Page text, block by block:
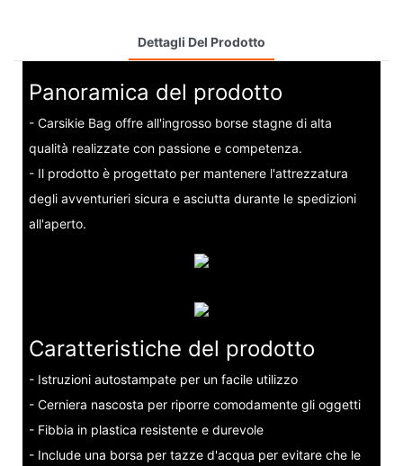
Dettagli Del Prodotto
Panoramica del prodotto
- Carsikie Bag offre all'ingrosso borse stagne di alta
qualità realizzate con passione e competenza.
- Il prodotto è progettato per mantenere l'attrezzatura
degli avventurieri sicura e asciutta durante le spedizioni
all'aperto.
Caratteristiche del prodotto
- Istruzioni autostampate per un facile utilizzo
- Cerniera nascosta per riporre comodamente gli oggetti
- Fibbia in plastica resistente e durevole
- Include una borsa per tazze d'acqua per evitare che le